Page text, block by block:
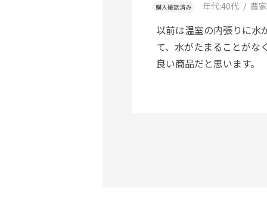
購入確認済み 年代:40代 農
以前は温室の内張りに水
て、水がたまることがな
良い商品だと思います。